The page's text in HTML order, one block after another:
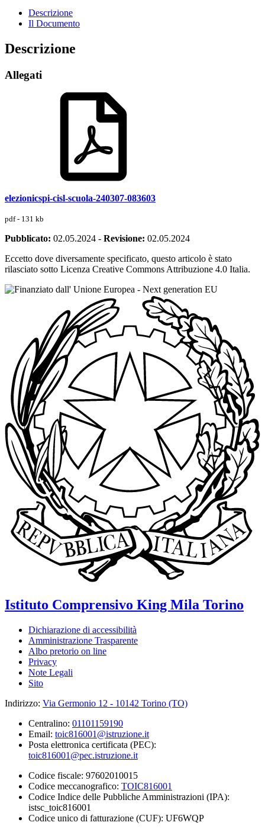
Descrizione
Il Documento
Descrizione
Allegati
elezionicspi-cisl-scuola-240307-083603
pdf - 131 kb
Pubblicato: 02.05.2024 - Revisione: 02.05.2024
Eccetto dove diversamente specificato, questo articolo è stato
rilasciato sotto Licenza Creative Commons Attribuzione 4.0 Italia.
Istituto Comprensivo King Mila Torino
Dichiarazione di accessibilità
Amministrazione Trasparente
Albo pretorio on line
Privacy
Note Legali
Sito
Indirizzo: Via Germonio 12 - 10142 Torino (TO)
Centralino: 01101159190
Email: toic816001@istruzione.it
Posta elettronica certificata (PEC):
toic816001@pec.istruzione.it
Codice fiscale: 97602010015
Codice meccanografico: TOIC816001
Codice Indice delle Pubbliche Amministrazioni (IPA):
istsc_toic816001
Codice unico di fatturazione (CUF): UF6WQP